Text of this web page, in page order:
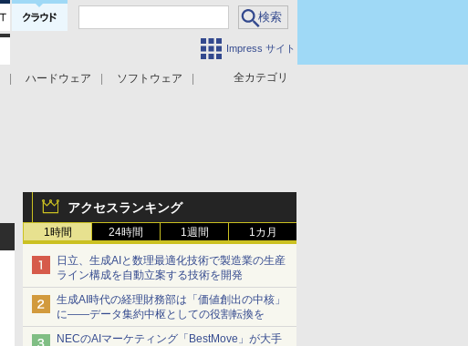
Impress サイト
全カテゴリ
ハードウェア
ソフトウェア
アクセスランキング
1時間 24時間 1週間 1カ月
日立、生成AIと数理最適化技術で製造業の生産
ライン構成を自動立案する技術を開発
生成AI時代の経理財務部は「価値創出の中核」
に――データ集約中枢としての役割転換を
NECのAIマーケティング「BestMove」が大手